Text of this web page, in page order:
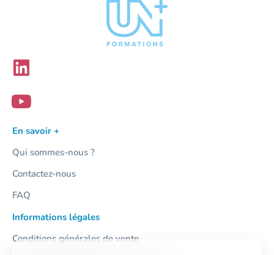
En savoir +
Qui sommes-nous ?
Contactez-nous
FAQ
Informations légales
Conditions générales de vente